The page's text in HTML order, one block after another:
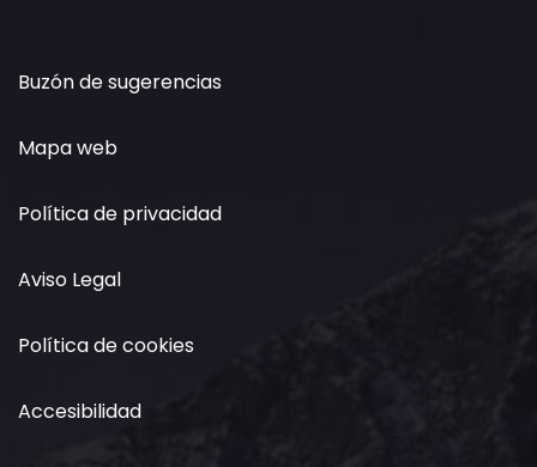
Buzón de sugerencias
Mapa web
Política de privacidad
Aviso Legal
Política de cookies
Accesibilidad